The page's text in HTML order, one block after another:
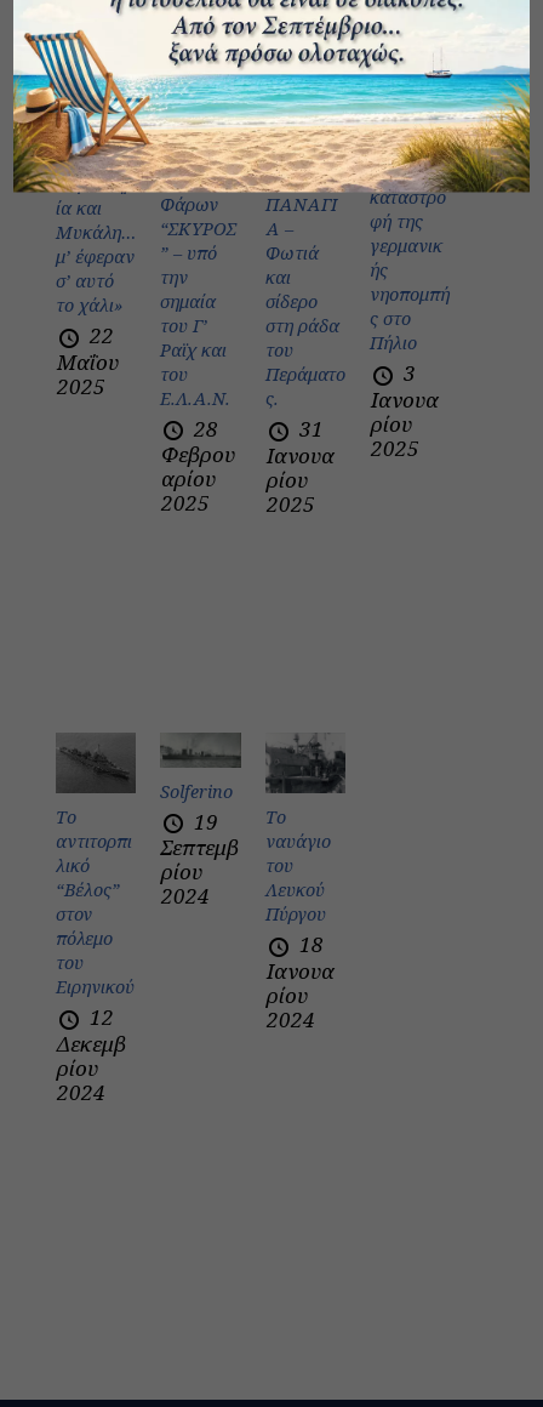
«Σφακτηρ
ία και
Μυκάλη…
μ’ έφεραν
σ’ αυτό
το χάλι»
22
Μαΐου
2025
Το Πλοίο
Φάρων
“ΣΚΥΡΟΣ
” – υπό
την
σημαία
του Γ’
Ραϊχ και
του
Ε.Λ.Α.Ν.
28
Φεβρου
αρίου
2025
Μ/S
ΠΑΝΑΓΙ
Α –
Φωτιά
και
σίδερο
στη ράδα
του
Περάματο
ς.
31
Ιανουα
ρίου
2025
Η
καταστρο
φή της
γερμανικ
ής
νηοπομπή
ς στο
Πήλιο
3
Ιανουα
ρίου
2025
Το
αντιτορπι
λικό
“Βέλος”
στον
πόλεμο
του
Ειρηνικού
12
Δεκεμβ
ρίου
2024
Solferino
19
Σεπτεμβ
ρίου
2024
Το
ναυάγιο
του
Λευκού
Πύργου
18
Ιανουα
ρίου
2024